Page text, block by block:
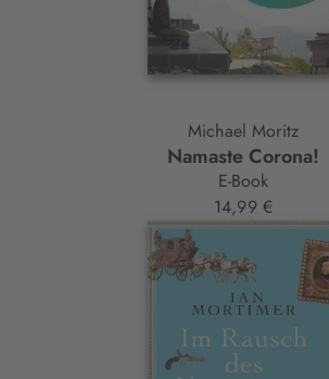
Michael Moritz
Namaste Corona!
E-Book
14,99 €